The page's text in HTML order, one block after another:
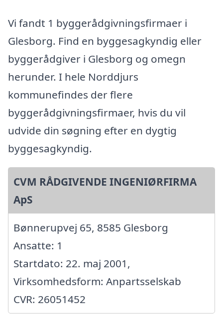
Vi fandt 1 byggerådgivningsfirmaer i
Glesborg. Find en byggesagkyndig eller
byggerådgiver i Glesborg og omegn
herunder. I hele Norddjurs
kommunefindes der flere
byggerådgivningsfirmaer, hvis du vil
udvide din søgning efter en dygtig
byggesagkyndig.
CVM RÅDGIVENDE INGENIØRFIRMA
ApS
Bønnerupvej 65, 8585 Glesborg
Ansatte: 1
Startdato: 22. maj 2001,
Virksomhedsform: Anpartsselskab
CVR: 26051452